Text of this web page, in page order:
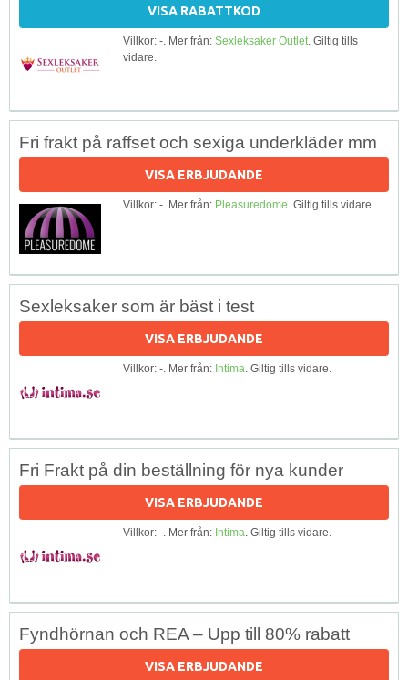
VISA RABATTKOD
Villkor: -. Mer från: Sexleksaker Outlet. Giltig tills
vidare.
Fri frakt på raffset och sexiga underkläder mm
VISA ERBJUDANDE
Villkor: -. Mer från: Pleasuredome. Giltig tills vidare.
Sexleksaker som är bäst i test
VISA ERBJUDANDE
Villkor: -. Mer från: Intima. Giltig tills vidare.
Fri Frakt på din beställning för nya kunder
VISA ERBJUDANDE
Villkor: -. Mer från: Intima. Giltig tills vidare.
Fyndhörnan och REA – Upp till 80% rabatt
VISA ERBJUDANDE